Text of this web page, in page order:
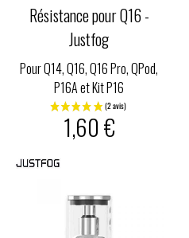
Résistance pour Q16 -
Justfog
Pour Q14, Q16, Q16 Pro, QPod,
P16A et Kit P16
1,60 €